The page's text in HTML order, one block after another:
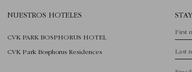
NUESTROS HOTELES
CVK PARK BOSPHORUS HOTEL
CVK Park Bosphorus Residences